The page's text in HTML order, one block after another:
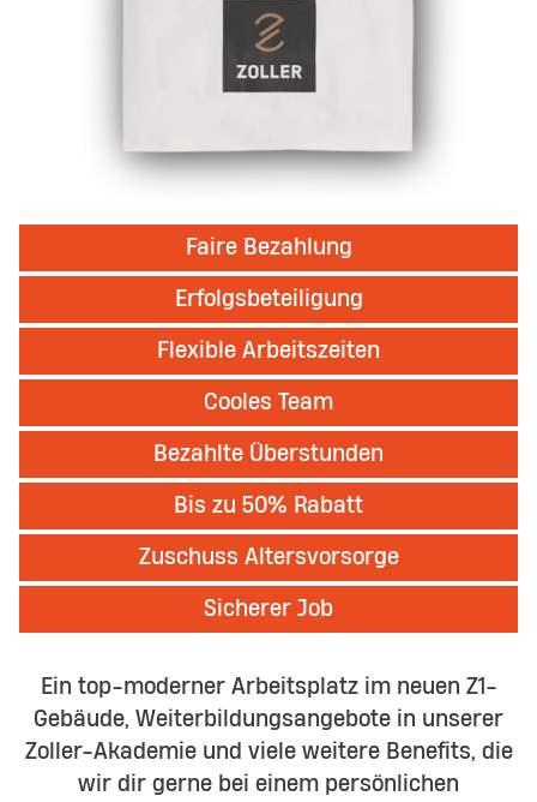
Faire Bezahlung
Erfolgsbeteiligung
Flexible Arbeitszeiten
Cooles Team
Bezahlte Überstunden
Bis zu 50% Rabatt
Zuschuss Altersvorsorge
Sicherer Job
Ein top-moderner Arbeitsplatz im neuen Z1-
Gebäude, Weiterbildungsangebote in unserer
Zoller-Akademie und viele weitere Benefits, die
wir dir gerne bei einem persönlichen